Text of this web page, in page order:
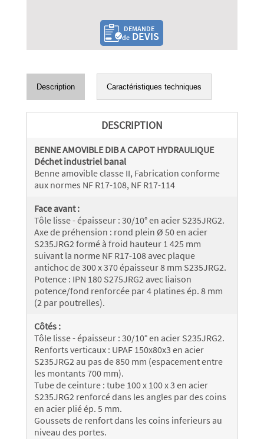
DEMANDE
deDEVIS
Description Caractéristiques techniques
DESCRIPTION
BENNE AMOVIBLE DIB A CAPOT HYDRAULIQUE
Déchet industriel banal
Benne amovible classe II, Fabrication conforme
aux normes NF R17-108, NF R17-114
Face avant :
Tôle lisse - épaisseur : 30/10° en acier S235JRG2.
Axe de préhension : rond plein Ø 50 en acier
S235JRG2 formé à froid hauteur 1 425 mm
suivant la norme NF R17-108 avec plaque
antichoc de 300 x 370 épaisseur 8 mm S235JRG2.
Potence : IPN 180 S275JRG2 avec liaison
potence/fond renforcée par 4 platines ép. 8 mm
(2 par poutrelles).
Côtés :
Tôle lisse - épaisseur : 30/10° en acier S235JRG2.
Renforts verticaux : UPAF 150x80x3 en acier
S235JRG2 au pas de 850 mm (espacement entre
les montants 700 mm).
Tube de ceinture : tube 100 x 100 x 3 en acier
S235JRG2 renforcé dans les angles par des coins
en acier plié ép. 5 mm.
Goussets de renfort dans les coins inferieurs au
niveau des portes.